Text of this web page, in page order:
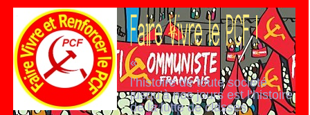
«
l’histoire de toute société
jusqu’à nos jours est l’histoire
de la lutte de classes